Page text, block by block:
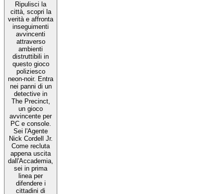
Ripulisci la
città, scopri la
verità e affronta
inseguimenti
avvincenti
attraverso
ambienti
distruttibili in
questo gioco
poliziesco
neon-noir. Entra
nei panni di un
detective in
The Precinct,
un gioco
avvincente per
PC e console.
Sei l'Agente
Nick Cordell Jr.
Come recluta
appena uscita
dall'Accademia,
sei in prima
linea per
difendere i
cittadini di